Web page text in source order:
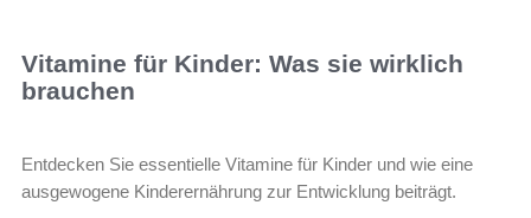
Vitamine für Kinder: Was sie wirklich
brauchen
Entdecken Sie essentielle Vitamine für Kinder und wie eine
ausgewogene Kinderernährung zur Entwicklung beiträgt.